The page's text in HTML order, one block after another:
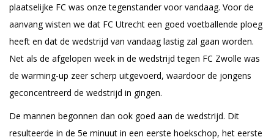
plaatselijke FC was onze tegenstander voor vandaag. Voor de
aanvang wisten we dat FC Utrecht een goed voetballende ploeg
heeft en dat de wedstrijd van vandaag lastig zal gaan worden.
Net als de afgelopen week in de wedstrijd tegen FC Zwolle was
de warming-up zeer scherp uitgevoerd, waardoor de jongens
geconcentreerd de wedstrijd in gingen.
De mannen begonnen dan ook goed aan de wedstrijd. Dit
resulteerde in de 5e minuut in een eerste hoekschop, het eerste